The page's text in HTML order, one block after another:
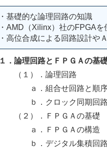
・基礎的な論理回路の知識
・AMD（Xilinx）社のFPGA
・高位合成による回路設計や
１．論理回路とＦＰＧＡの基
（１）．論理回路
ａ．組合せ回路と順序
ｂ．クロック同期回路
（２）．ＦＰＧＡの基礎
ａ．ＦＰＧＡの構造
ｂ．デジタル集積回路